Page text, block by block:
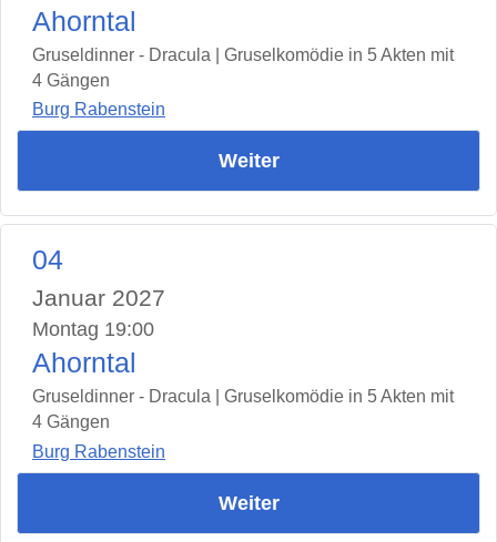
Ahorntal
Gruseldinner - Dracula | Gruselkomödie in 5 Akten mit
4 Gängen
Burg Rabenstein
Weiter
04
Januar 2027
Montag 19:00
Ahorntal
Gruseldinner - Dracula | Gruselkomödie in 5 Akten mit
4 Gängen
Burg Rabenstein
Weiter